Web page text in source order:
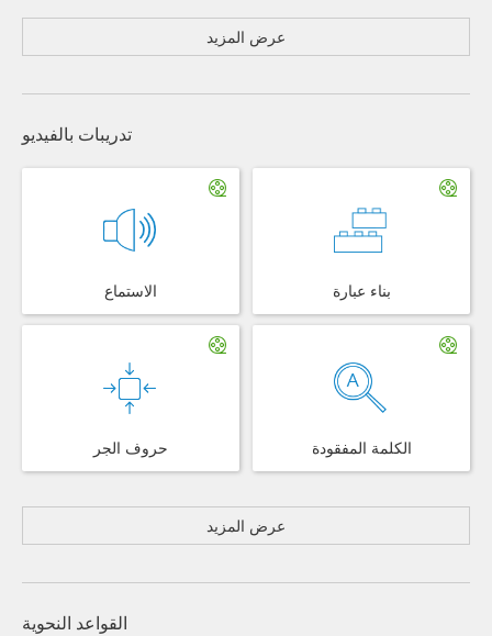
عرض المزيد
تدريبات بالفيديو
الاستماع بناء عبارة
حروف الجر الكلمة المفقودة
عرض المزيد
القواعد النحوية